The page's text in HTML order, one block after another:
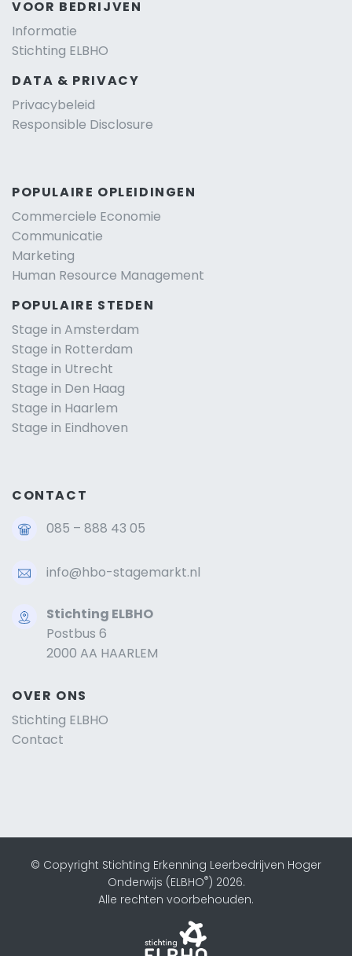
VOOR BEDRIJVEN
Informatie
Stichting ELBHO
DATA & PRIVACY
Privacybeleid
Responsible Disclosure
POPULAIRE OPLEIDINGEN
Commerciele Economie
Communicatie
Marketing
Human Resource Management
POPULAIRE STEDEN
Stage in Amsterdam
Stage in Rotterdam
Stage in Utrecht
Stage in Den Haag
Stage in Haarlem
Stage in Eindhoven
CONTACT
085 – 888 43 05
info@hbo-stagemarkt.nl
Stichting ELBHO
Postbus 6
2000 AA HAARLEM
OVER ONS
Stichting ELBHO
Contact
© Copyright Stichting Erkenning Leerbedrijven Hoger
Onderwijs (ELBHO®) 2026.
Alle rechten voorbehouden.